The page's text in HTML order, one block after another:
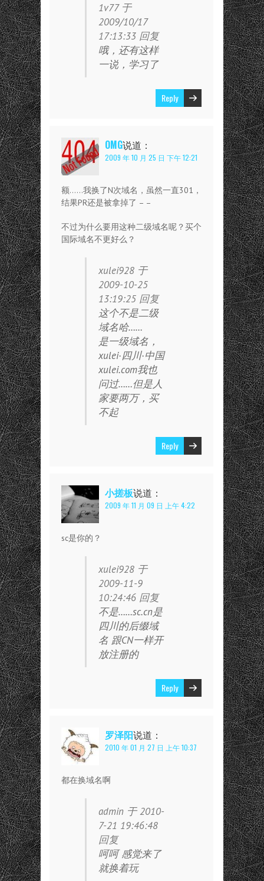
1v77 于
2009/10/17
17:13:33 回复
哦，还有这样
一说，学习了
Reply
OMG说道：
2009 年 10 月 25 日 下午 12:21
额……我换了N次域名，虽然一直301，
结果PR还是被拿掉了 – –
不过为什么要用这种二级域名呢？买个
国际域名不更好么？
xulei928 于
2009-10-25
13:19:25 回复
这个不是二级
域名哈……
是一级域名，
xulei·四川·中国
xulei.com我也
问过……但是人
家要两万，买
不起
Reply
小搓板说道：
2009 年 11 月 09 日 上午 4:22
sc是你的？
xulei928 于
2009-11-9
10:24:46 回复
不是……sc.cn是
四川的后缀域
名 跟CN一样开
放注册的
Reply
罗泽阳说道：
2010 年 01 月 27 日 上午 10:37
都在换域名啊
admin 于 2010-
7-21 19:46:48
回复
呵呵 感觉来了
就换着玩